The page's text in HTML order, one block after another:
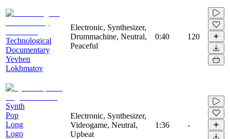
Technological
Documentary
Yevhen
Lokhmatov
Electronic, Synthesizer,
Drummachine, Neutral,
Peaceful
0:40 120
Synth
Pop
Long
Logo
Electronic, Synthesizer,
Videogame, Neutral,
Upbeat
1:36 -